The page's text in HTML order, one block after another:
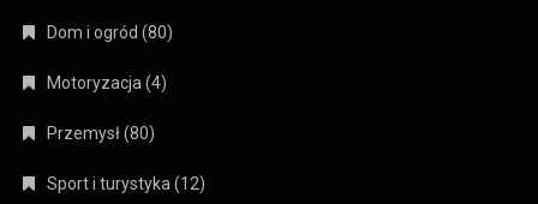
Dom i ogród (80)
Motoryzacja(4)
Przemysł(80)
Sport i turystyka(12)